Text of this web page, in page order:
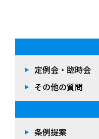
定例会・臨時会
その他の質問
条例提案